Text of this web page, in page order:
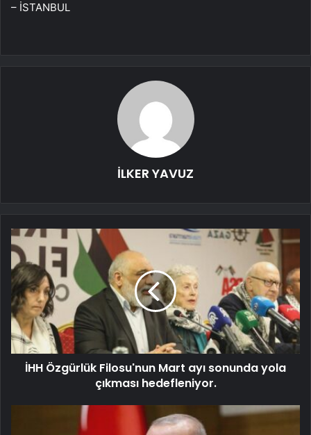
– İSTANBUL
İLKER YAVUZ
İHH Özgürlük Filosu'nun Mart ayı sonunda yola
çıkması hedefleniyor.